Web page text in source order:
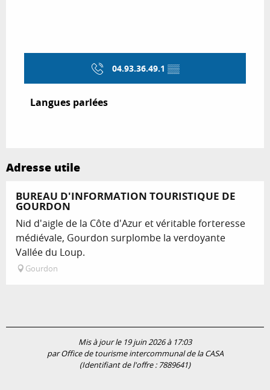
04.93.36.49.1 ▒▒
Langues parlées
Langues parlées
Adresse utile
BUREAU D'INFORMATION TOURISTIQUE DE
GOURDON
Nid d'aigle de la Côte d'Azur et véritable forteresse
médiévale, Gourdon surplombe la verdoyante
Vallée du Loup.
Gourdon
Mis à jour le 19 juin 2026 à 17:03
par Office de tourisme intercommunal de la CASA
(Identifiant de l'offre : 7889641)